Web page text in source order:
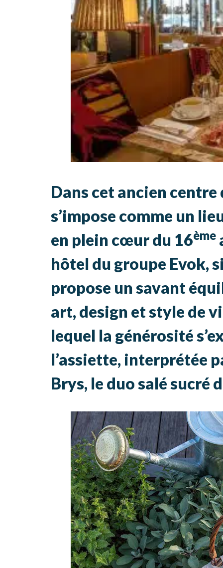
Dans cet ancien
s’impose comme un
en plein cœur du 16ème
hôtel du groupe Evok,
propose un savant
art, design et style de
lequel la générosité
l’assiette, interprétée
Brys, le duo salé sucré